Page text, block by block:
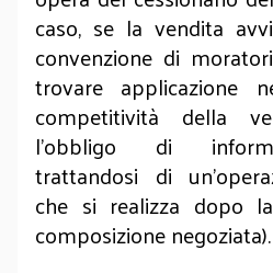
caso, se la vendita
convenzione di
trovare applicazione
competitività della
l’obbligo di
trattandosi di
che si realizza dopo
composizione negoziata).